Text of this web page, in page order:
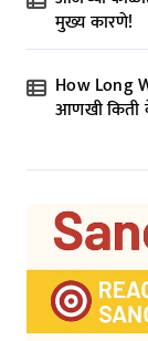
मुख्य कारणे!
How Long
आणखी किती